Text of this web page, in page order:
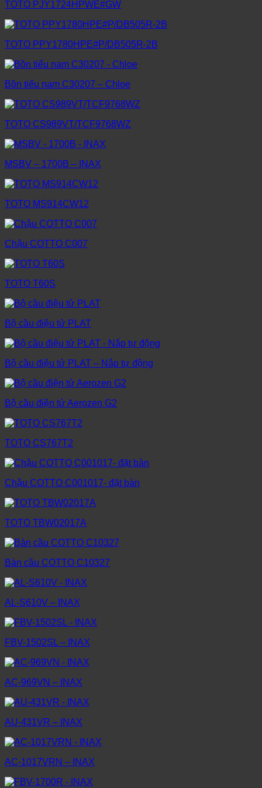
TOTO PJY1724HPWE#GW
TOTO PPY1780HPE#P/DB505R-2B
Bồn tiểu nam C30207 – Chloe
TOTO CS989VT/TCF9768WZ
MSBV – 1700B – INAX
TOTO MS914CW12
Chậu COTTO C007
TOTO T60S
Bộ cầu điệu tử PLAT
Bộ cầu điệu tử PLAT – Nắp tự động
Bộ cầu điện tử Aerozen G2
TOTO CS767T2
Chậu COTTO C001017- đặt bàn
TOTO TBW02017A
Bàn cầu COTTO C10327
AL-S610V – INAX
FBV-1502SL – INAX
AC-969VN – INAX
AU-431VR – INAX
AC-1017VRN – INAX